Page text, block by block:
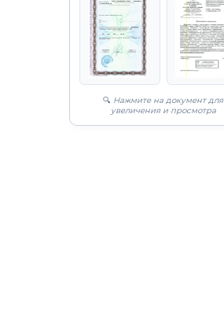
🔍 Нажмите на документ для
увеличения и просмотра